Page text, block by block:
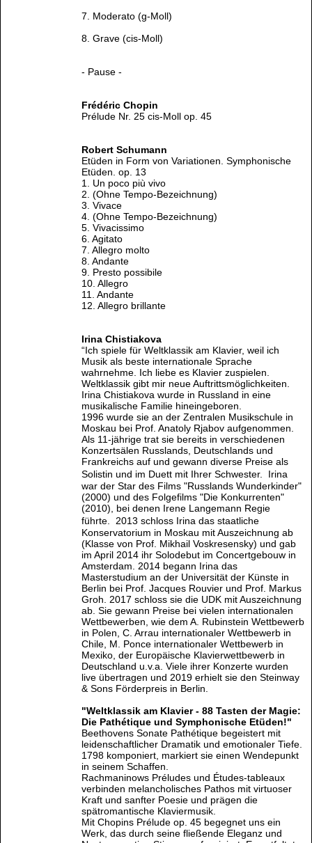
7. Moderato (g-Moll)
8. Grave (cis-Moll)
- Pause -
Frédéric Chopin
Prélude Nr. 25 cis-Moll op. 45
Robert Schumann
Etüden in Form von Variationen. Symphonische
Etüden. op. 13
1. Un poco più vivo
2. (Ohne Tempo-Bezeichnung)
3. Vivace
4. (Ohne Tempo-Bezeichnung)
5. Vivacissimo
6. Agitato
7. Allegro molto
8. Andante
9. Presto possibile
10. Allegro
11. Andante
12. Allegro brillante
Irina Chistiakova
“Ich spiele für Weltklassik am Klavier, weil ich
Musik als beste internationale Sprache
wahrnehme. Ich liebe es Klavier zuspielen.
Weltklassik gibt mir neue Auftrittsmöglichkeiten.
Irina Chistiakova wurde in Russland in eine
musikalische Familie hineingeboren.
1996 wurde sie an der Zentralen Musikschule in
Moskau bei Prof. Anatoly Rjabov aufgenommen.
Als 11-jährige trat sie bereits in verschiedenen
Konzertsälen Russlands, Deutschlands und
Frankreichs auf und gewann diverse Preise als
Solistin und im Duett mit Ihrer Schwester. Irina
war der Star des Films "Russlands Wunderkinder"
(2000) und des Folgefilms "Die Konkurrenten"
(2010), bei denen Irene Langemann Regie
führte. 2013 schloss Irina das staatliche
Konservatorium in Moskau mit Auszeichnung ab
(Klasse von Prof. Mikhail Voskresensky) und gab
im April 2014 ihr Solodebut im Concertgebouw in
Amsterdam. 2014 begann Irina das
Masterstudium an der Universität der Künste in
Berlin bei Prof. Jacques Rouvier und Prof. Markus
Groh. 2017 schloss sie die UDK mit Auszeichnung
ab. Sie gewann Preise bei vielen internationalen
Wettbewerben, wie dem A. Rubinstein Wettbewerb
in Polen, C. Arrau internationaler Wettbewerb in
Chile, M. Ponce internationaler Wettbewerb in
Mexiko, der Europäische Klavierwettbewerb in
Deutschland u.v.a. Viele ihrer Konzerte wurden
live übertragen und 2019 erhielt sie den Steinway
& Sons Förderpreis in Berlin.
"Weltklassik am Klavier - 88 Tasten der Magie:
Die Pathétique und Symphonische Etüden!"
Beethovens Sonate Pathétique begeistert mit
leidenschaftlicher Dramatik und emotionaler Tiefe.
1798 komponiert, markiert sie einen Wendepunkt
in seinem Schaffen.
Rachmaninows Préludes und Études-tableaux
verbinden melancholisches Pathos mit virtuoser
Kraft und sanfter Poesie und prägen die
spätromantische Klaviermusik.
Mit Chopins Prélude op. 45 begegnet uns ein
Werk, das durch seine fließende Eleganz und